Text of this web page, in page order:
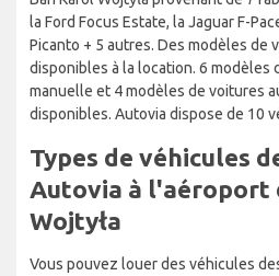
la Ford Focus Estate, la Jaguar F-
Picanto + 5 autres. Des modèles de
disponibles à la location. 6 modèles
manuelle et 4 modèles de voitures
disponibles. Autovia dispose de 10
Types de véhicules
Autovia à l'aéroport
Wojtyła
Vous pouvez louer des véhicules